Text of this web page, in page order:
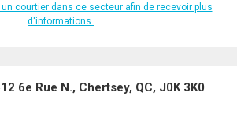
courtier dans ce secteur afin de recevoir plus
d'informations.
6e Rue N., Chertsey, QC, J0K 3K0